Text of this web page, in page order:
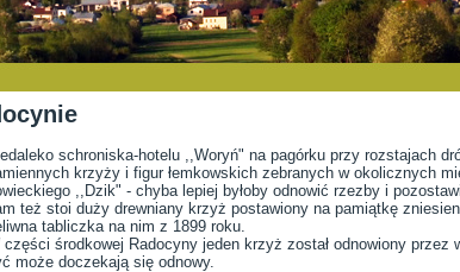
schroniska-hotelu ,,Woryń" na pagórku przy rozstajach
krzyży i figur łemkowskich zebranych w okolicznych
,,Dzik" - chyba lepiej byłoby odnowić rzezby i
też stoi duży drewniany krzyż postawiony na pamiątkę
tabliczka na nim z 1899 roku.
części środkowej Radocyny jeden krzyż został odnowiony przez
może doczekają się odnowy.